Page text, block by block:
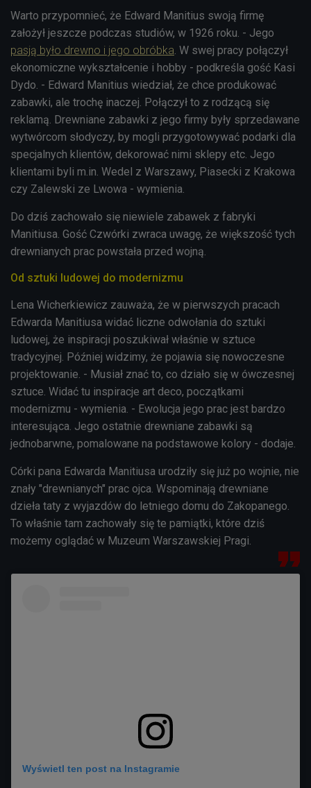
Warto przypomnieć, że Edward Manitius swoją firmę
założył jeszcze podczas studiów, w 1926 roku. - Jego
pasją było drewno i jego obróbka. W swej pracy połączył
ekonomiczne wykształcenie i hobby - podkreśla gość Kasi
Dydo. - Edward Manitius wiedział, że chce produkować
zabawki, ale trochę inaczej. Połączył to z rodzącą się
reklamą. Drewniane zabawki z jego firmy były sprzedawane
wytwórcom słodyczy, by mogli przygotowywać podarki dla
specjalnych klientów, dekorować nimi sklepy etc. Jego
klientami byli m.in. Wedel z Warszawy, Piasecki z Krakowa
czy Zalewski ze Lwowa - wymienia.
Do dziś zachowało się niewiele zabawek z fabryki
Manitiusa. Gość Czwórki zwraca uwagę, że większość tych
drewnianych prac powstała przed wojną.
Od sztuki ludowej do modernizmu
Lena Wicherkiewicz zauważa, że w pierwszych pracach
Edwarda Manitiusa widać liczne odwołania do sztuki
ludowej, że inspiracji poszukiwał właśnie w sztuce
tradycyjnej. Później widzimy, że pojawia się nowoczesne
projektowanie. - Musiał znać to, co działo się w ówczesnej
sztuce. Widać tu inspiracje art deco, początkami
modernizmu - wymienia. - Ewolucja jego prac jest bardzo
interesująca. Jego ostatnie drewniane zabawki są
jednobarwne, pomalowane na podstawowe kolory - dodaje.
Córki pana Edwarda Manitiusa urodziły się już po wojnie, nie
znały "drewnianych" prac ojca. Wspominają drewniane
dzieła taty z wyjazdów do letniego domu do Zakopanego.
To właśnie tam zachowały się te pamiątki, które dziś
możemy oglądać w Muzeum Warszawskiej Pragi.
Wyświetl ten post na Instagramie